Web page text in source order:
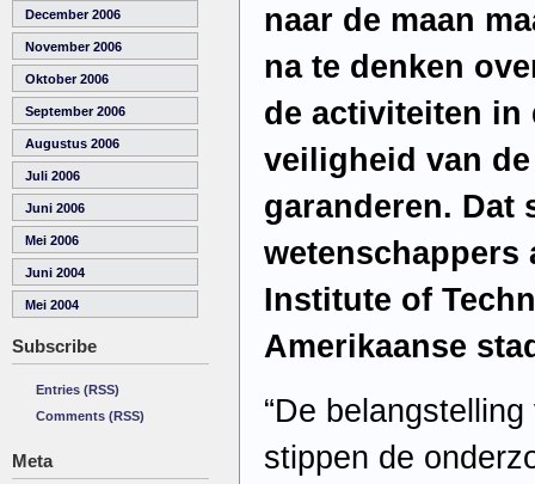
December 2006
November 2006
Oktober 2006
September 2006
Augustus 2006
Juli 2006
Juni 2006
Mei 2006
Juni 2004
Mei 2004
Subscribe
Entries (RSS)
Comments (RSS)
Meta
naar de maan
na te denken
de activiteiten in
veiligheid van
garanderen. Dat
wetenschappers
Institute of
Amerikaanse
“De
stippen de